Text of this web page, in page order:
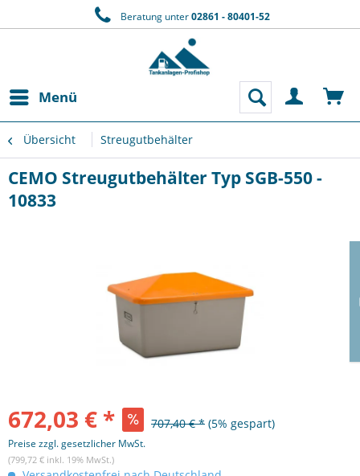
Beratung unter02861 - 80401-52
Menü
Übersicht Streugutbehälter
CEMO Streugutbehälter Typ SGB-550 -
10833
672,03 € * 707,40 € * (5% gespart)
Preise zzgl. gesetzlicher MwSt.
(799,72 € inkl. 19% MwSt.)